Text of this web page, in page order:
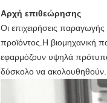
Αρχή επιθεώρησης
Οι επιχειρήσεις
προϊόντος.Η βιομηχανική
εφαρμόζουν υψηλά
δύσκολο να ακολουθηθούν.